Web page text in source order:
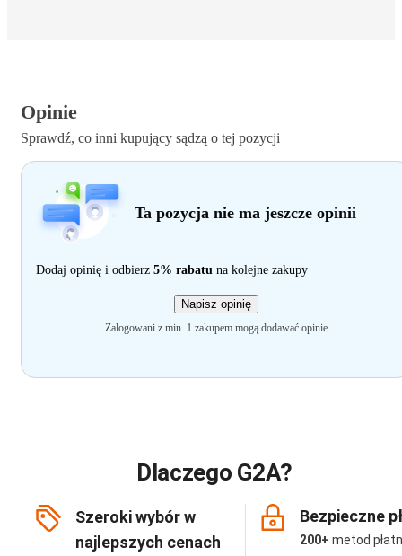
Opinie
Sprawdź, co inni kupujący sądzą o tej pozycji
Ta pozycja nie ma jeszcze opinii
Dodaj opinię i odbierz 5% rabatu na kolejne zakupy
Napisz opinię
Zalogowani z min. 1 zakupem mogą dodawać opinie
Dlaczego G2A?
Szeroki wybór w
najlepszych cenach
Bezpieczne
200+ metod